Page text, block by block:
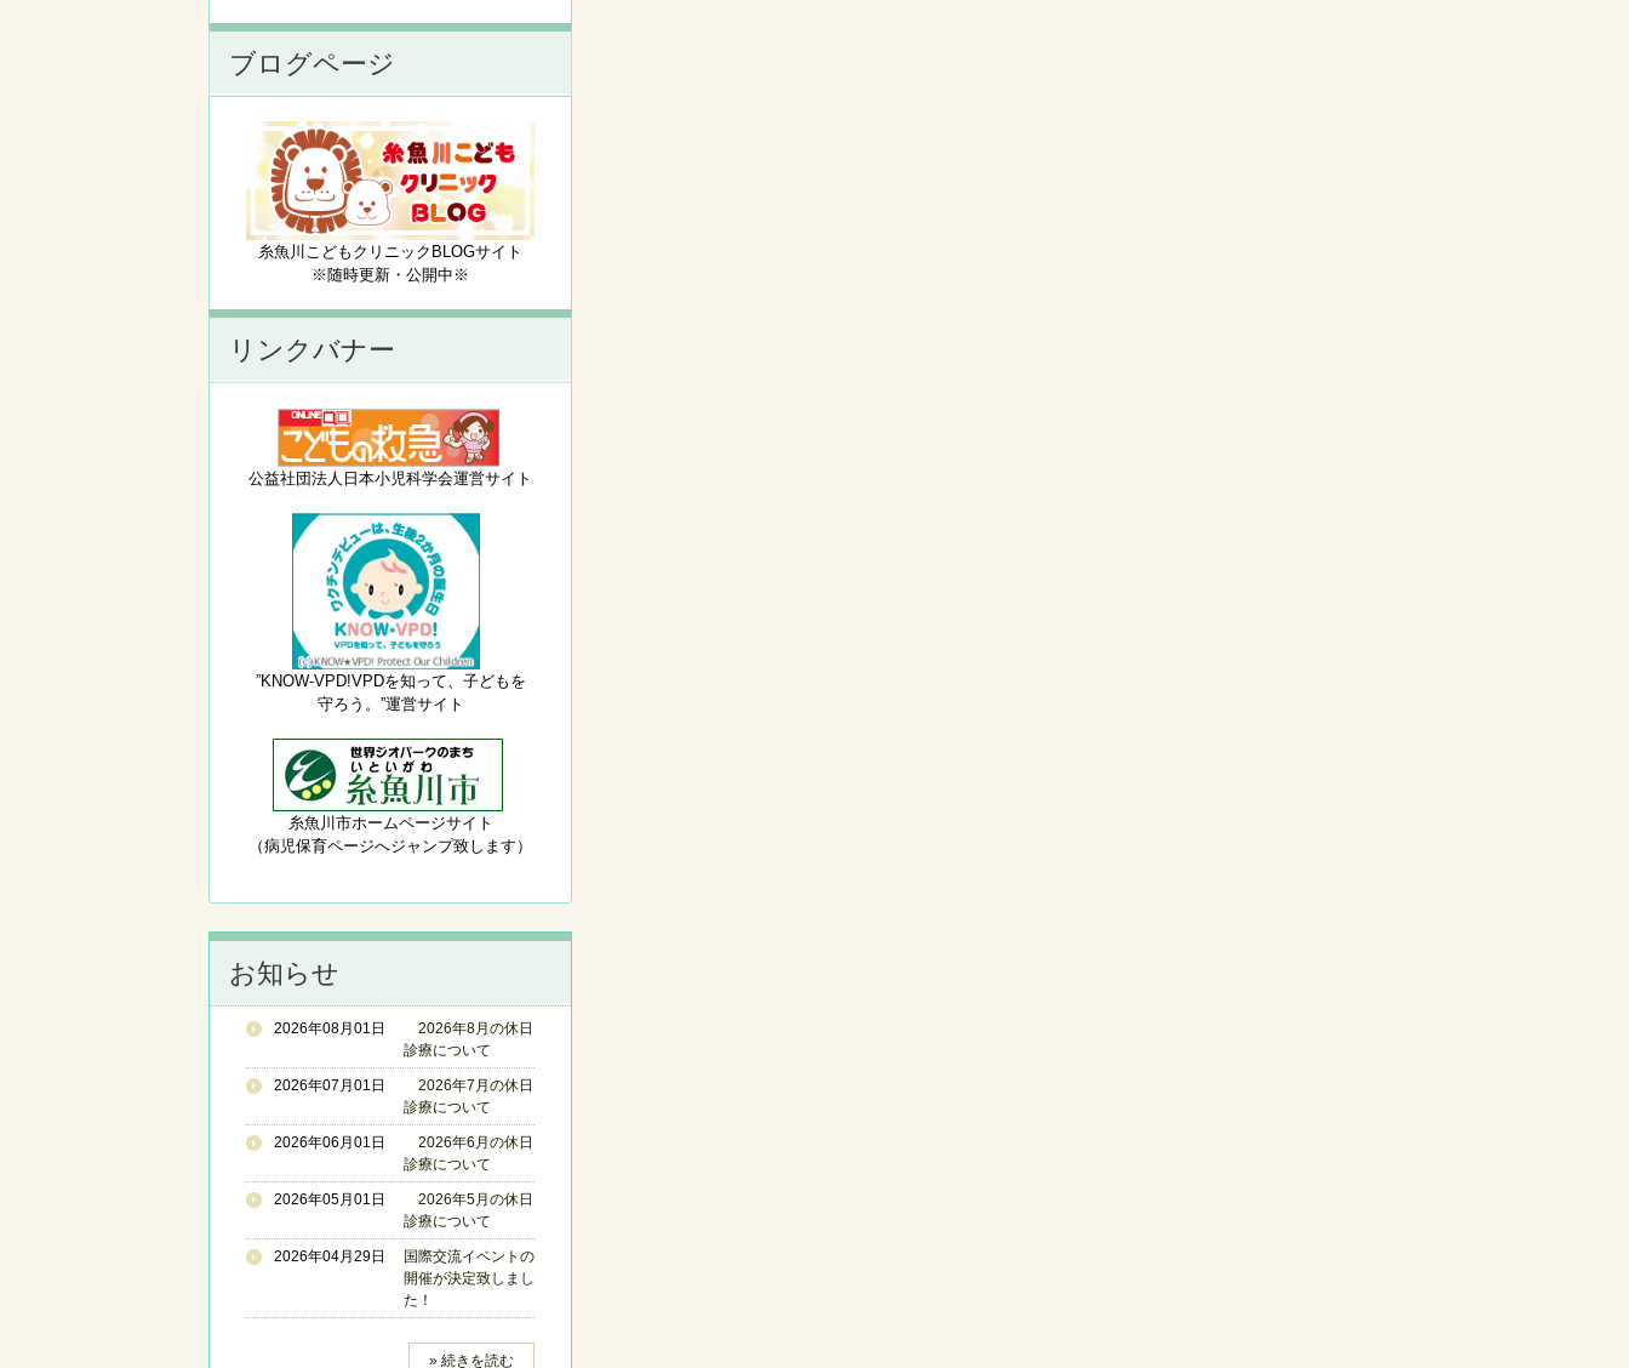
ブログページ
糸魚川こどもクリニックBLOGサイト
※随時更新・公開中※
リンクバナー
公益社団法人日本小児科学会運営サイト
”KNOW-VPD!VPDを知って、子どもを
守ろう。”運営サイト
糸魚川市ホームページサイト
（病児保育ページへジャンプ致します）
お知らせ
2026年08月01日
2026年8月の休日
診療について
2026年07月01日
2026年7月の休日
診療について
2026年06月01日
2026年6月の休日
診療について
2026年05月01日
2026年5月の休日
診療について
2026年04月29日
国際交流イベントの
開催が決定致しまし
た！
» 続きを読む